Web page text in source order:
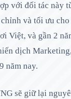
với đối tác này
và tối ưu
Việt, và gần 2
dịch
năm nay.
sẽ giữ lại